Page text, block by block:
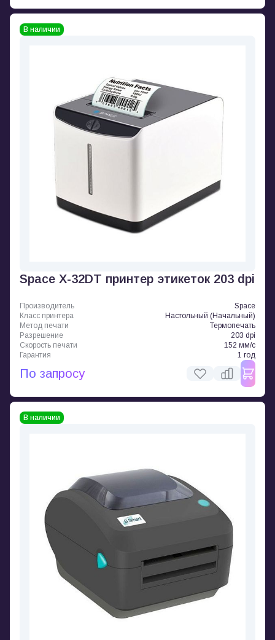
В наличии
Space X-32DT принтер этикеток 203 dpi
Производитель
Space
Класс принтера
Настольный (Начальный)
Метод печати
Термопечать
Разрешение
203 dpi
Скорость печати
152 мм/с
Гарантия
1 год
По запросу
В наличии